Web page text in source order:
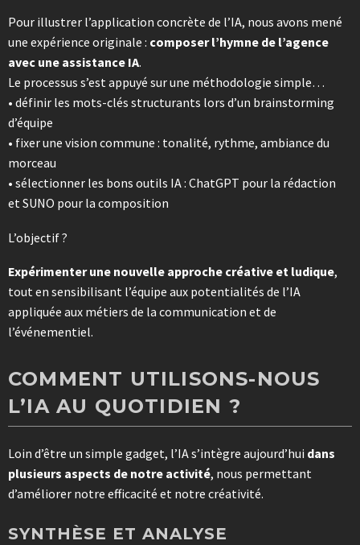
Pour illustrer l’application concrète de l’IA, nous avons mené
une expérience originale : composer l’hymne de l’agence
avec une assistance IA.
Le processus s’est appuyé sur une méthodologie simple…
• définir les mots-clés structurants lors d’un brainstorming
d’équipe
• fixer une vision commune : tonalité, rythme, ambiance du
morceau
• sélectionner les bons outils IA : ChatGPT pour la rédaction
et SUNO pour la composition
L’objectif ?
Expérimenter une nouvelle approche créative et ludique,
tout en sensibilisant l’équipe aux potentialités de l’IA
appliquée aux métiers de la communication et de
l’événementiel.
COMMENT UTILISONS-NOUS
L’IA AU QUOTIDIEN ?
Loin d’être un simple gadget, l’IA s’intègre aujourd’hui dans
plusieurs aspects de notre activité, nous permettant
d’améliorer notre efficacité et notre créativité.
SYNTHÈSE ET ANALYSE